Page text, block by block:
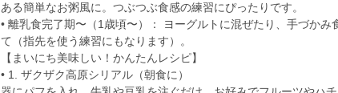
ある簡単なお粥風に。つぶつぶ食感の練習にぴったりです。
• 離乳食完了期〜（1歳頃〜）： ヨーグルトに混ぜたり、手づかみ
て（指先を使う練習にもなります）。
【まいにち美味しい！かんたんレシピ】
• 1. ザクザク高原シリアル（朝食に）